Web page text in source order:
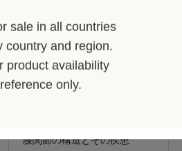
sale in all countries
country and region.
product availability
only.
患者さま向け情報
疾患・症状
膝関節の構造とその疾患